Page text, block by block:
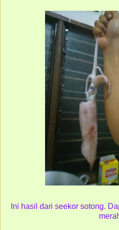
Ini hasil dari seekor sotong.